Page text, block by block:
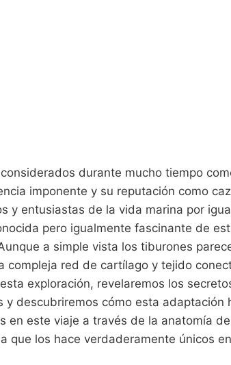
durante mucho tiempo
imponente y su reputación como
y entusiastas de la vida marina por
pero igualmente fascinante de
a simple vista los tiburones
compleja red de cartílago y tejido
exploración, revelaremos los
y descubriremos cómo esta adaptación
en este viaje a través de la anatomía
que los hace verdaderamente únicos